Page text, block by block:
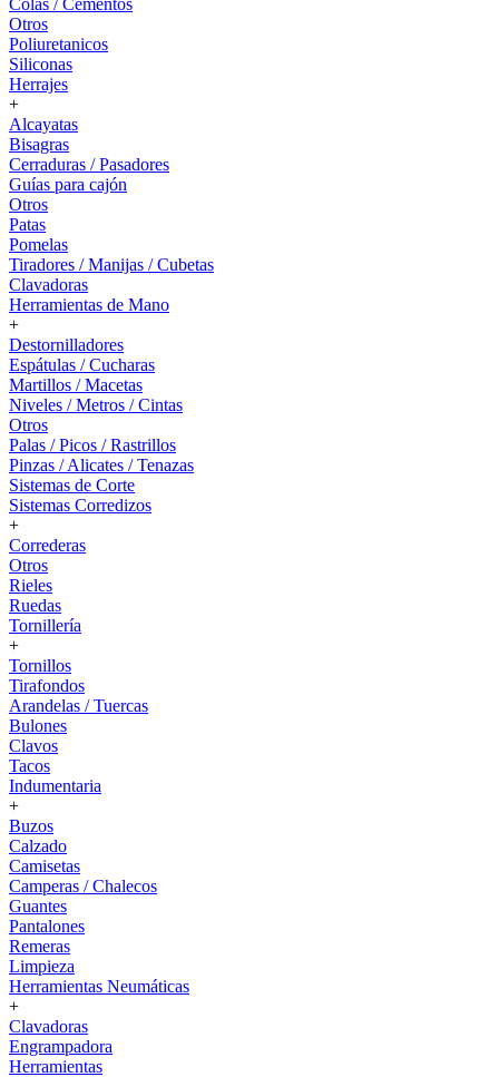
Colas / Cementos
Otros
Poliuretanicos
Siliconas
Herrajes
+
Alcayatas
Bisagras
Cerraduras / Pasadores
Guías para cajón
Otros
Patas
Pomelas
Tiradores / Manijas / Cubetas
Clavadoras
Herramientas de Mano
+
Destornilladores
Espátulas / Cucharas
Martillos / Macetas
Niveles / Metros / Cintas
Otros
Palas / Picos / Rastrillos
Pinzas / Alicates / Tenazas
Sistemas de Corte
Sistemas Corredizos
+
Correderas
Otros
Rieles
Ruedas
Tornillería
+
Tornillos
Tirafondos
Arandelas / Tuercas
Bulones
Clavos
Tacos
Indumentaria
+
Buzos
Calzado
Camisetas
Camperas / Chalecos
Guantes
Pantalones
Remeras
Limpieza
Herramientas Neumáticas
+
Clavadoras
Engrampadora
Herramientas